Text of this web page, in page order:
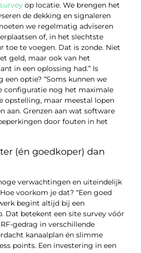
op locatie. We brengen het
de dekking en signaleren
we regelmatig adviseren
of, in het slechtste
toe te voegen. Dat is zonde. Niet
geld, maar ook van het
in een oplossing had.” Is
optie? “Soms kunnen we
configuratie nog het maximale
opstelling, maar meestal lopen
aan. Grenzen aan wat software
door fouten in het
(én goedkoper) dan
verwachtingen en uiteindelijk
voorkom je dat? “Een goed
begint altijd bij een
Dat betekent een site survey vóór
gedrag in verschillende
kanaalplan én slimme
points. Een investering in een